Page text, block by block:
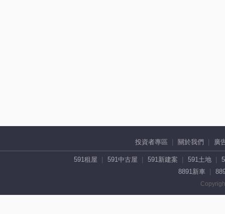
投資者專區 關於我們 廣
591租屋 591中古屋 591新建案 591土地
8891新車